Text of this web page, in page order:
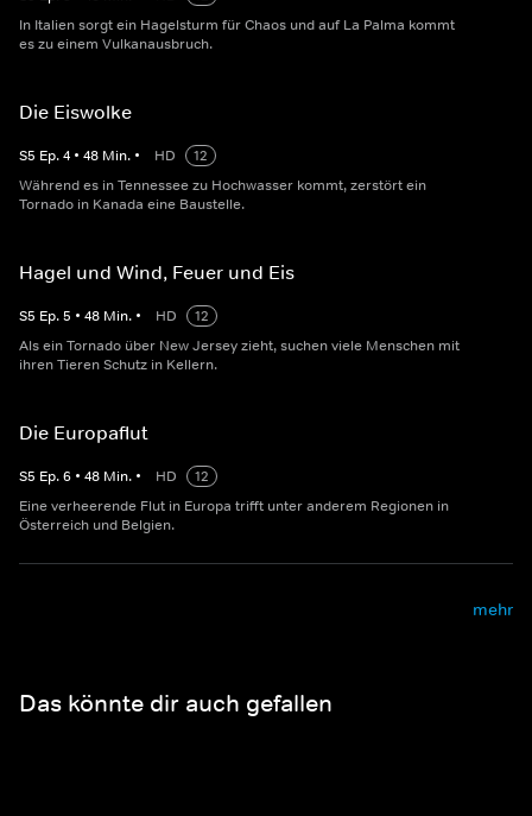
In Italien sorgt ein Hagelsturm für Chaos und auf La Palma kommt
es zu einem Vulkanausbruch.
Die Eiswolke
S5 Ep.4 • 48 Min. • HD
12
Während es in Tennessee zu Hochwasser kommt, zerstört ein
Tornado in Kanada eine Baustelle.
Hagel und Wind, Feuer und Eis
S5 Ep.5 • 48 Min. • HD
12
Als ein Tornado über New Jersey zieht, suchen viele Menschen mit
ihren Tieren Schutz in Kellern.
Die Europaflut
S5 Ep.6 • 48 Min. • HD
12
Eine verheerende Flut in Europa trifft unter anderem Regionen in
Österreich und Belgien.
mehr
Das könnte dir auch gefallen